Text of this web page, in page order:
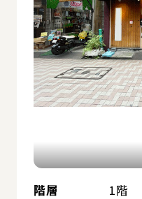
階層
1階